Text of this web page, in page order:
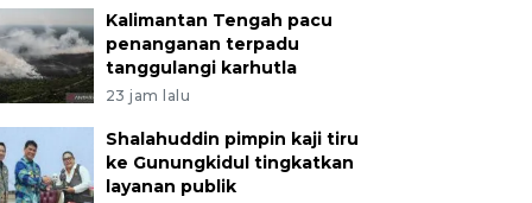
Kalimantan Tengah pacu
penanganan terpadu
tanggulangi karhutla
23 jam lalu
Shalahuddin pimpin kaji tiru
ke Gunungkidul tingkatkan
layanan publik